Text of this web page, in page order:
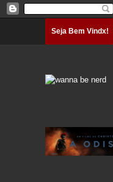
Seja Bem Vindx!